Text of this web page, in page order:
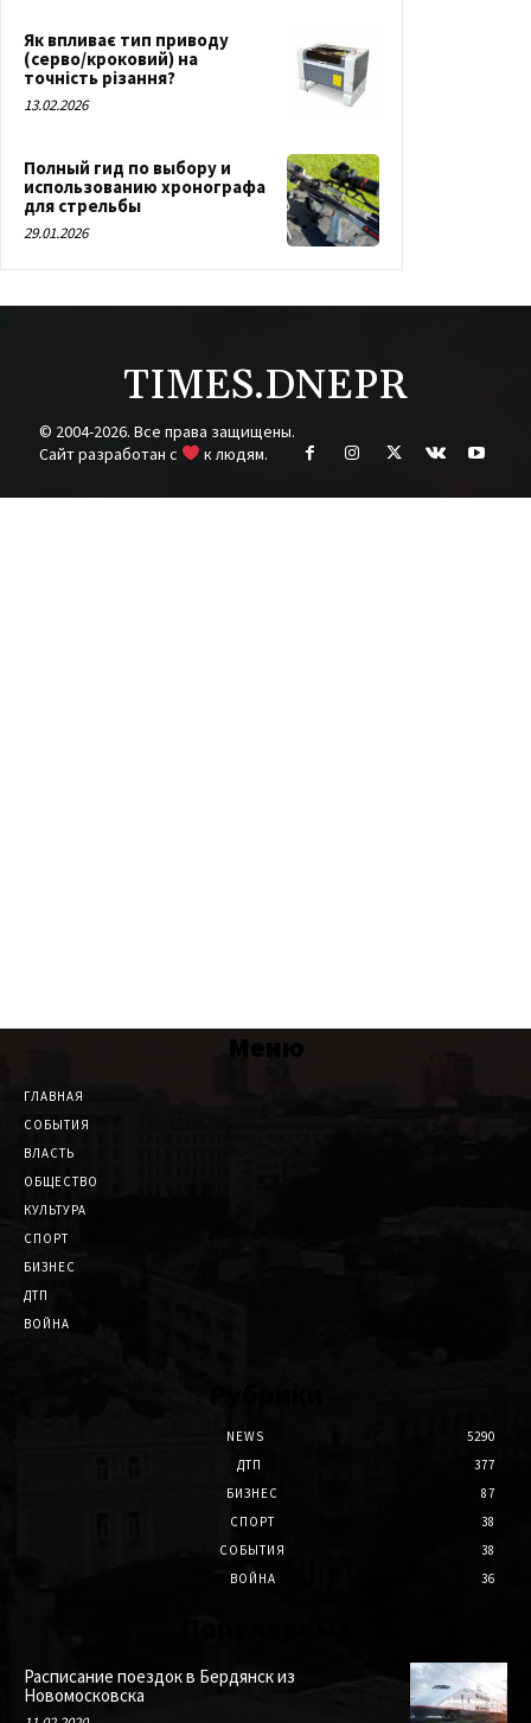
Як впливає тип приводу
(серво/кроковий) на
точність різання?
13.02.2026
Полный гид по выбору и
использованию хронографа
для стрельбы
29.01.2026
TIMES.DNEPR
© 2004-2026. Все права защищены.
Cайт разработан с
к людям.
Меню
ГЛАВНАЯ
СОБЫТИЯ
ВЛАСТЬ
ОБЩЕСТВО
КУЛЬТУРА
СПОРТ
БИЗНЕС
ДТП
ВОЙНА
NEWS
5290
ДТП
377
БИЗНЕС
87
СПОРТ
38
СОБЫТИЯ
38
ВОЙНА
36
Расписание поездок в Бердянск из
Новомосковска